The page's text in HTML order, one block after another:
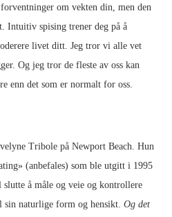
om vekten din, men den
Intuitiv spising trener deg på å
livet ditt. Jeg tror vi alle vet
Og jeg tror de fleste av oss kan
enn det som er normalt for oss.
Tribole på Newport Beach. Hun
(anbefales) som ble utgitt i 1995
slutte å måle og veie og kontrollere
naturlige form og hensikt. Og det